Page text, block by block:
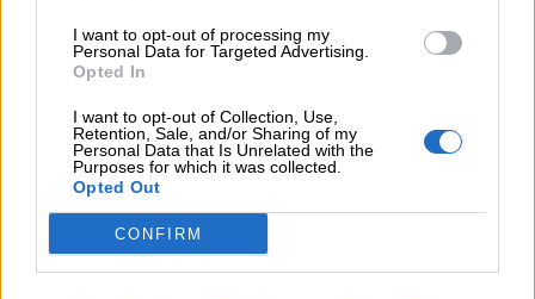
I want to opt-out of processing my
Personal Data for Targeted Advertising.
Opted In
I want to opt-out of Collection, Use,
Retention, Sale, and/or Sharing of my
Personal Data that Is Unrelated with the
Purposes for which it was collected.
Opted Out
CONFIRM
Ευρώπη: Μπορεί η κλιματική αλλαγή να οδηγήσει σε
ενεργειακή κρίση;
Στέλιος Λιανός – INTERAMERICAN / Αθηναϊκή Γενική Κλινική
06.08.2026 - 08:40
Η γαλλική «ψήφος» στο «καλώδιο» και τα συμφέροντα, οι
ελληνικές τράπεζες «πρωταθλήτριες» στα δάνεια, νέο deal
Βαρδινογιάννη- Εξάρχου και ο διπλασιασμός των κερδών της
ΔΕΗ